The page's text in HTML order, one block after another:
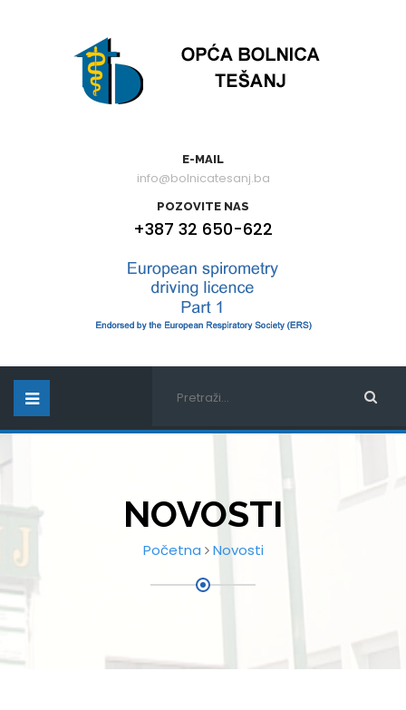
E-MAIL
info@bolnicatesanj.ba
POZOVITE NAS
+387 32 650-622
NOVOSTI
Početna Novosti